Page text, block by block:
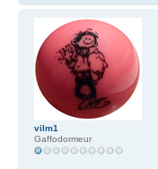
vilm1
Gaffodormeur